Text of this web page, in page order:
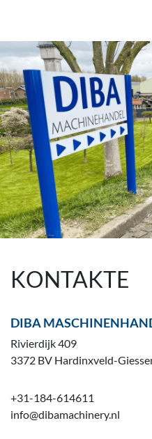
KONTAKTE
DIBA
Rivierdijk 409
3372 BV Hardinxveld-
+31-184-614611
info@dibamachinery.nl